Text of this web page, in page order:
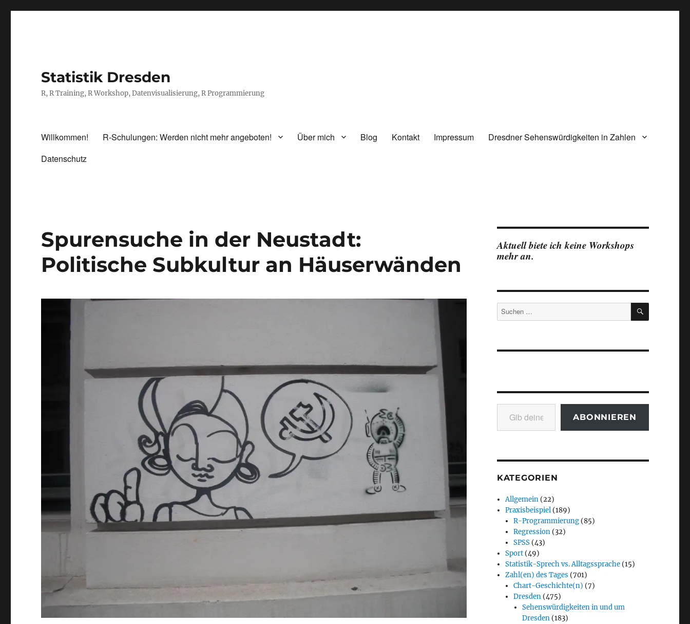
Statistik Dresden
R, R Training, R Workshop, Datenvisualisierung, R Programmierung
Willkommen! R-Schulungen: Werden nicht mehr angeboten! Über mich Blog Kontakt Impressum
Dresdner Sehenswürdigkeiten in Zahlen
Datenschutz
Spurensuche in der Neustadt:
Politische Subkultur an Häuserwänden
Aktuell biete ich keine Workshops
mehr an.
Suchen
nach:
SUCHEN
Gib deine E-Mail-Adresse ein ...
ABONNIEREN
KATEGORIEN
Allgemein (22)
Praxisbeispiel (189)
R-Programmierung (85)
Regression (32)
SPSS (43)
Sport (49)
Statistik-Sprech vs. Alltagssprache (15)
Zahl(en) des Tages (701)
Chart-Geschichte(n) (7)
Dresden (475)
Sehenswürdigkeiten in und um
Dresden(183)